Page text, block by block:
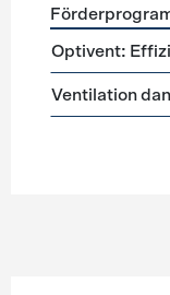
Optivent:
Ventilation